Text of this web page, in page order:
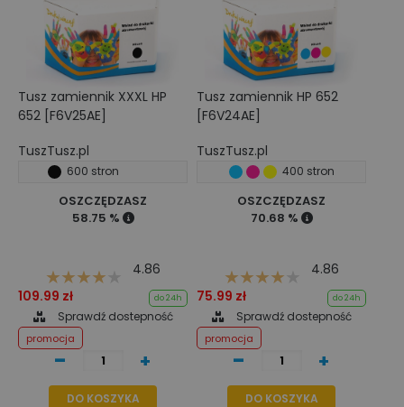
Tusz zamiennik XXXL HP
652 [F6V25AE]
TuszTusz.pl
600 stron
OSZCZĘDZASZ
58.75 %
4.86
109.99 zł
do 24h
Sprawdź dostepność
promocja
- +
DO KOSZYKA
Tusz zamiennik HP 652
[F6V24AE]
TuszTusz.pl
400 stron
OSZCZĘDZASZ
70.68 %
4.86
75.99 zł
do 24h
Sprawdź dostepność
promocja
- +
DO KOSZYKA